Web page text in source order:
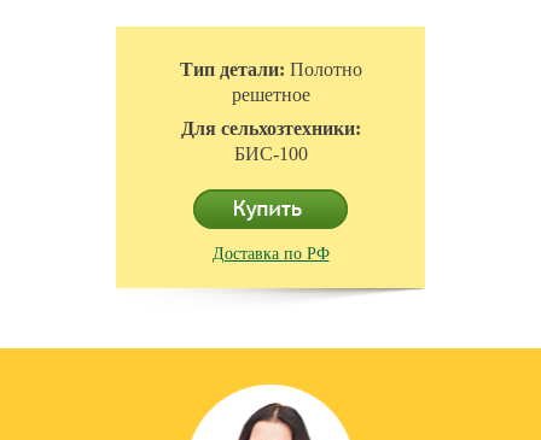
Тип детали: Полотно
решетное
Для сельхозтехники:
БИС-100
Доставка по РФ